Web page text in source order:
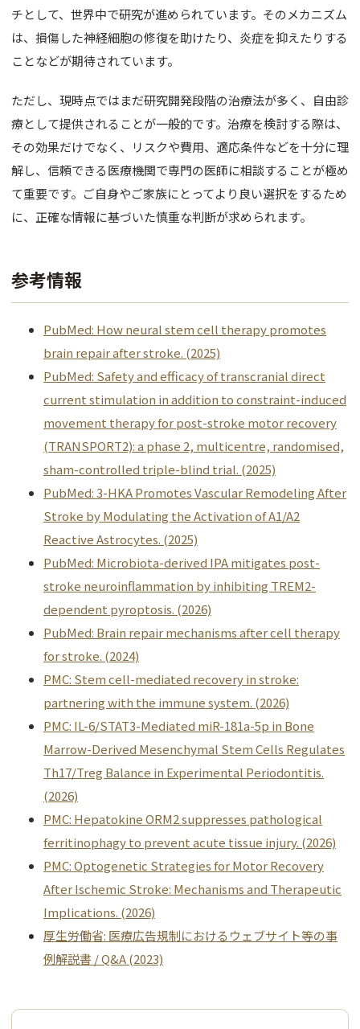
チとして、世界中で研究が進められています。そのメカニズム
は、損傷した神経細胞の修復を助けたり、炎症を抑えたりする
ことなどが期待されています。
ただし、現時点ではまだ研究開発段階の治療法が多く、自由診
療として提供されることが一般的です。治療を検討する際は、
その効果だけでなく、リスクや費用、適応条件などを十分に理
解し、信頼できる医療機関で専門の医師に相談することが極め
て重要です。ご自身やご家族にとってより良い選択をするため
に、正確な情報に基づいた慎重な判断が求められます。
参考情報
PubMed: How neural stem cell therapy promotes
brain repair after stroke. (2025)
PubMed: Safety and efficacy of transcranial direct
current stimulation in addition to constraint-induced
movement therapy for post-stroke motor recovery
(TRANSPORT2): a phase 2, multicentre, randomised,
sham-controlled triple-blind trial. (2025)
PubMed: 3-HKA Promotes Vascular Remodeling After
Stroke by Modulating the Activation of A1/A2
Reactive Astrocytes. (2025)
PubMed: Microbiota-derived IPA mitigates post-
stroke neuroinflammation by inhibiting TREM2-
dependent pyroptosis. (2026)
PubMed: Brain repair mechanisms after cell therapy
for stroke. (2024)
PMC: Stem cell-mediated recovery in stroke:
partnering with the immune system. (2026)
PMC: IL-6/STAT3-Mediated miR-181a-5p in Bone
Marrow-Derived Mesenchymal Stem Cells Regulates
Th17/Treg Balance in Experimental Periodontitis.
(2026)
PMC: Hepatokine ORM2 suppresses pathological
ferritinophagy to prevent acute tissue injury. (2026)
PMC: Optogenetic Strategies for Motor Recovery
After Ischemic Stroke: Mechanisms and Therapeutic
Implications. (2026)
厚生労働省: 医療広告規制におけるウェブサイト等の事
例解説書 / Q&A (2023)